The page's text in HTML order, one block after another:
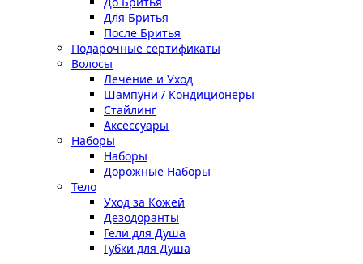
Для Бритья
После Бритья
Подарочные сертификаты
Волосы
Лечение и Уход
Шампуни / Кондиционеры
Стайлинг
Аксессуары
Наборы
Наборы
Дорожные Наборы
Тело
Уход за Кожей
Дезодоранты
Гели для Душа
Губки для Душа